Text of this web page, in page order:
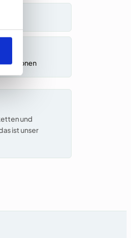
und
ist unser